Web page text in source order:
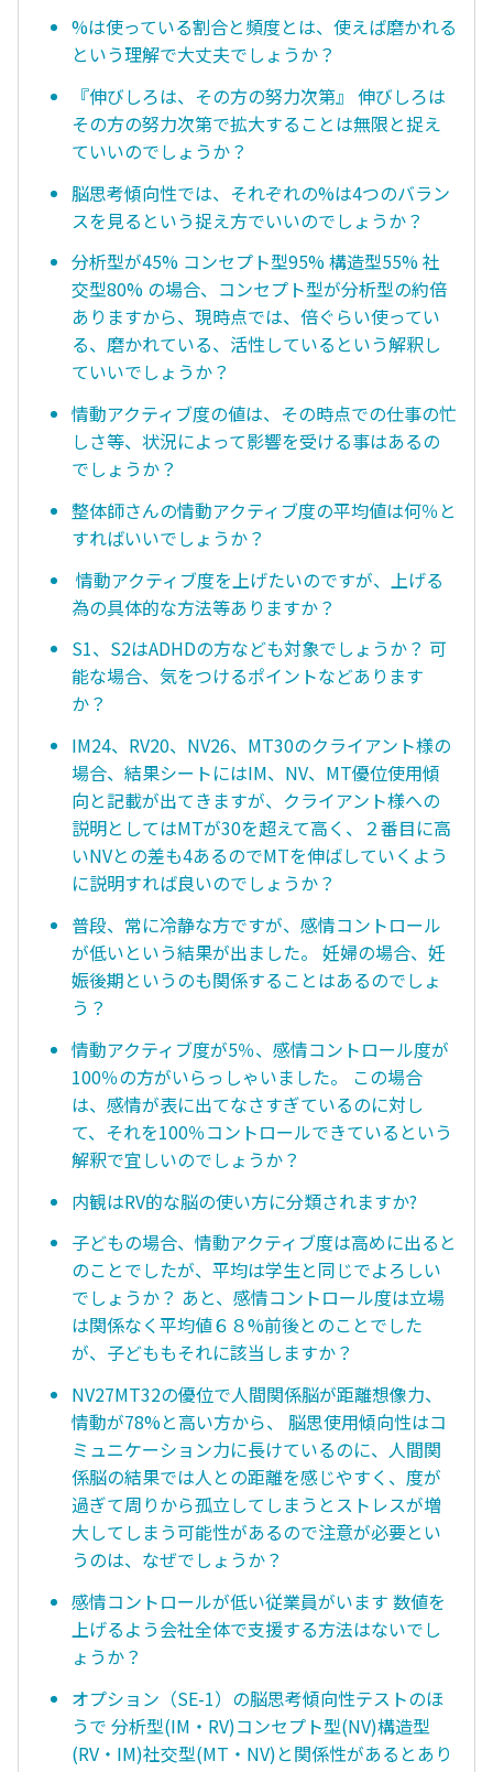
%は使っている割合と頻度とは、使えば磨かれる
という理解で大丈夫でしょうか？
『伸びしろは、その方の努力次第』 伸びしろは
その方の努力次第で拡大することは無限と捉え
ていいのでしょうか？
脳思考傾向性では、それぞれの%は4つのバラン
スを見るという捉え方でいいのでしょうか？
分析型が45% コンセプト型95% 構造型55% 社
交型80% の場合、コンセプト型が分析型の約倍
ありますから、現時点では、倍ぐらい使ってい
る、磨かれている、活性しているという解釈し
ていいでしょうか？
情動アクティブ度の値は、その時点での仕事の忙
しさ等、状況によって影響を受ける事はあるの
でしょうか？
整体師さんの情動アクティブ度の平均値は何％と
すればいいでしょうか？
情動アクティブ度を上げたいのですが、上げる
為の具体的な方法等ありますか？
S1、S2はADHDの方なども対象でしょうか？ 可
能な場合、気をつけるポイントなどあります
か？
IM24、RV20、NV26、MT30のクライアント様の
場合、結果シートにはIM、NV、MT優位使用傾
向と記載が出てきますが、クライアント様への
説明としてはMTが30を超えて高く、２番目に高
いNVとの差も4あるのでMTを伸ばしていくよう
に説明すれば良いのでしょうか？
普段、常に冷静な方ですが、感情コントロール
が低いという結果が出ました。 妊婦の場合、妊
娠後期というのも関係することはあるのでしょ
う？
情動アクティブ度が5％、感情コントロール度が
100％の方がいらっしゃいました。 この場合
は、感情が表に出てなさすぎているのに対し
て、それを100％コントロールできているという
解釈で宜しいのでしょうか？
内観はRV的な脳の使い方に分類されますか?
子どもの場合、情動アクティブ度は高めに出ると
のことでしたが、平均は学生と同じでよろしい
でしょうか？ あと、感情コントロール度は立場
は関係なく平均値６８%前後とのことでした
が、子どももそれに該当しますか？
NV27MT32の優位で人間関係脳が距離想像力、
情動が78%と高い方から、 脳思使用傾向性はコ
ミュニケーション力に長けているのに、人間関
係脳の結果では人との距離を感じやすく、度が
過ぎて周りから孤立してしまうとストレスが増
大してしまう可能性があるので注意が必要とい
うのは、なぜでしょうか？
感情コントロールが低い従業員がいます 数値を
上げるよう会社全体で支援する方法はないでし
ょうか？
オプション（SE-1）の脳思考傾向性テストのほ
うで 分析型(IM・RV)コンセプト型(NV)構造型
(RV・IM)社交型(MT・NV)と関係性があるとあり